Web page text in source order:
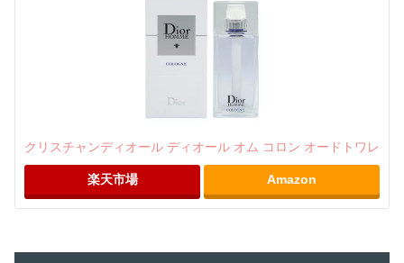
クリスチャンディオール ディオール オム コロン オードトワレ
楽天市場 Amazon